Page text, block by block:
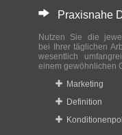
Praxisnahe
Nutzen Sie die
bei Ihrer täglichen
wesentlich
einem gewöhnlichen
Marketing
Definition